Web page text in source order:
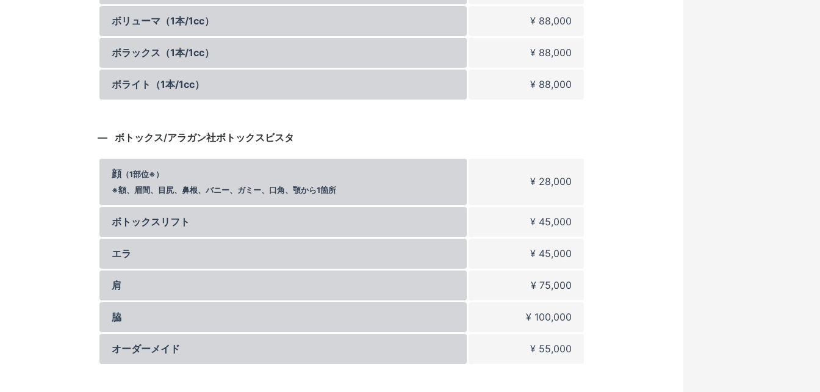
ボリューマ（1本/1cc） ¥ 88,000
ボラックス（1本/1cc） ¥ 88,000
ボライト（1本/1cc） ¥ 88,000
ボトックス/アラガン社ボトックスビスタ
顔 （1部位※）
※額、眉間、目尻、鼻根、バニー、ガミー、口角、顎から1箇所
¥ 28,000
ボトックスリフト ¥ 45,000
エラ ¥ 45,000
肩 ¥ 75,000
脇 ¥ 100,000
オーダーメイド ¥ 55,000